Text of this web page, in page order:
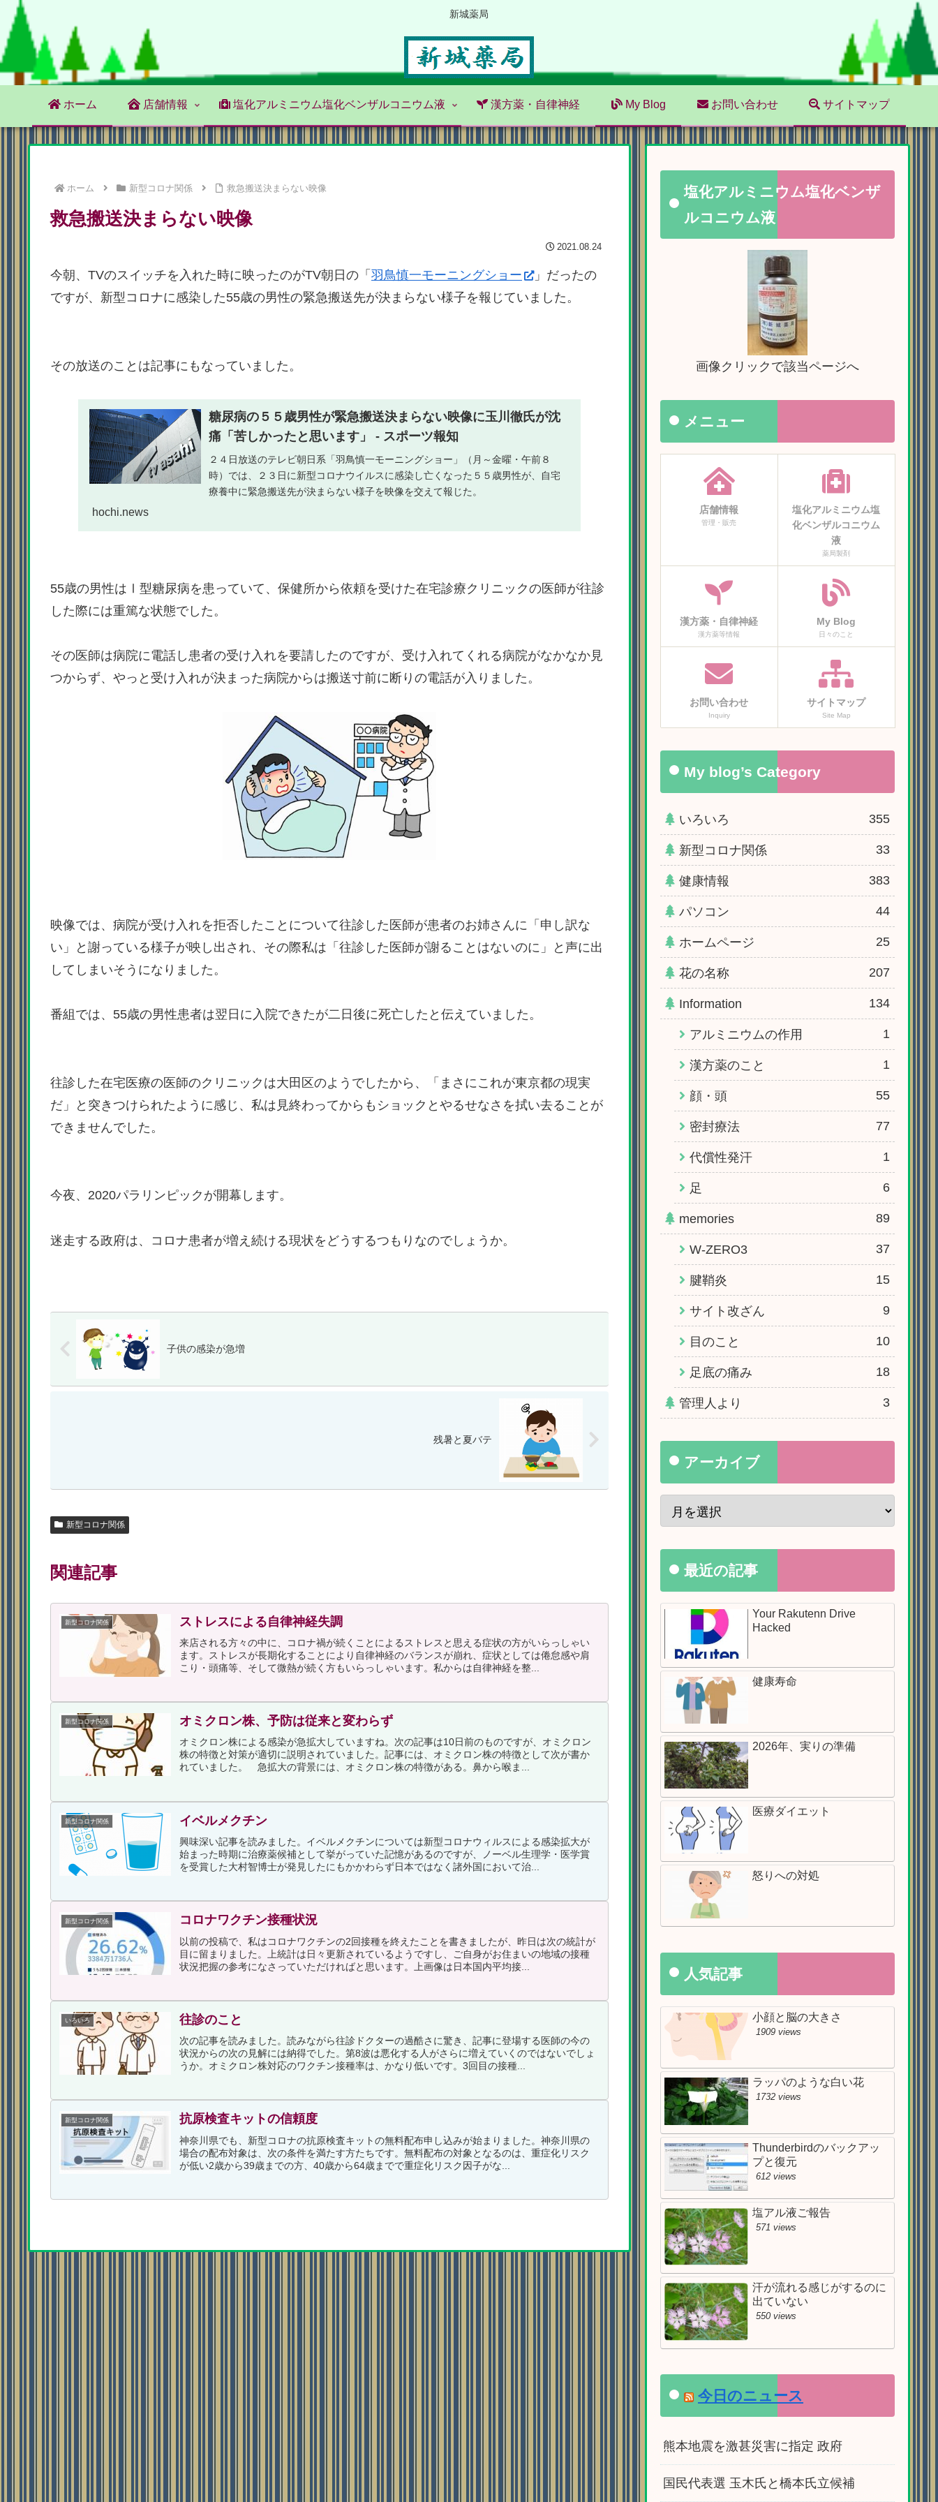
新城薬局
ホーム 店舗情報 塩化アルミニウム塩化ベンザルコニウム液 漢方薬・自律神経 My Blog お問い合わせ サイトマップ
ホーム 新型コロナ関係 救急搬送決まらない映像
救急搬送決まらない映像
2021.08.24
今朝、TVのスイッチを入れた時に映ったのがTV朝日の「 羽鳥慎一モーニングショー
」だったの
ですが、新型コロナに感染した55歳の男性の緊急搬送先が決まらない様子を報じていました。
その放送のことは記事にもなっていました。
糖尿病の５５歳男性が緊急搬送決まらない映像に玉川徹氏が沈
痛「苦しかったと思います」 - スポーツ報知
２４日放送のテレビ朝日系「羽鳥慎一モーニングショー」（月～金曜・午前８
時）では、２３日に新型コロナウイルスに感染し亡くなった５５歳男性が、自宅
療養中に緊急搬送先が決まらない様子を映像を交えて報じた。
hochi.news
55歳の男性はⅠ型糖尿病を患っていて、保健所から依頼を受けた在宅診療クリニックの医師が往診
した際には重篤な状態でした。
その医師は病院に電話し患者の受け入れを要請したのですが、受け入れてくれる病院がなかなか見
つからず、やっと受け入れが決まった病院からは搬送寸前に断りの電話が入りました。
映像では、病院が受け入れを拒否したことについて往診した医師が患者のお姉さんに「申し訳な
い」と謝っている様子が映し出され、その際私は「往診した医師が謝ることはないのに」と声に出
してしまいそうになりました。
番組では、55歳の男性患者は翌日に入院できたが二日後に死亡したと伝えていました。
往診した在宅医療の医師のクリニックは大田区のようでしたから、「まさにこれが東京都の現実
だ」と突きつけられたように感じ、私は見終わってからもショックとやるせなさを拭い去ることが
できませんでした。
今夜、2020パラリンピックが開幕します。
迷走する政府は、コロナ患者が増え続ける現状をどうするつもりなのでしょうか。
子供の感染が急増
残暑と夏バテ
新型コロナ関係
関連記事
新型コロナ関係 ストレスによる自律神経失調
来店される方々の中に、コロナ禍が続くことによるストレスと思える症状の方がいらっしゃい
ます。ストレスが長期化することにより自律神経のバランスが崩れ、症状としては倦怠感や肩
こり・頭痛等、そして微熱が続く方もいらっしゃいます。私からは自律神経を整...
新型コロナ関係 オミクロン株、予防は従来と変わらず
オミクロン株による感染が急拡大していますね。次の記事は10日前のものですが、オミクロン
株の特徴と対策が適切に説明されていました。記事には、オミクロン株の特徴として次が書か
れていました。 急拡大の背景には、オミクロン株の特徴がある。鼻から喉ま...
新型コロナ関係 イベルメクチン
興味深い記事を読みました。イベルメクチンについては新型コロナウィルスによる感染拡大が
始まった時期に治療薬候補として挙がっていた記憶があるのですが、ノーベル生理学・医学賞
を受賞した大村智博士が発見したにもかかわらず日本ではなく諸外国において治...
新型コロナ関係 コロナワクチン接種状況
以前の投稿で、私はコロナワクチンの2回接種を終えたことを書きましたが、昨日は次の統計が
目に留まりました。上統計は日々更新されているようですし、ご自身がお住まいの地域の接種
状況把握の参考になさっていただければと思います。上画像は日本国内平均接...
いろいろ 往診のこと
次の記事を読みました。読みながら往診ドクターの過酷さに驚き、記事に登場する医師の今の
状況からの次の見解には納得でした。第8波は悪化する人がさらに増えていくのではないでしょ
うか。オミクロン株対応のワクチン接種率は、かなり低いです。3回目の接種...
新型コロナ関係 抗原検査キットの信頼度
神奈川県でも、新型コロナの抗原検査キットの無料配布申し込みが始まりました。神奈川県の
場合の配布対象は、次の条件を満たす方たちです。無料配布の対象となるのは、重症化リスク
が低い2歳から39歳までの方、40歳から64歳までで重症化リスク因子がな...
塩化アルミニウム塩化ベンザ
ルコニウム液
画像クリックで該当ページへ
メニュー
店舗情報
管理・販売
塩化アルミニウム塩
化ベンザルコニウム
液
薬局製剤
漢方薬・自律神経
漢方薬等情報
My Blog
日々のこと
お問い合わせ
Inquiry
サイトマップ
Site Map
My blog’s Category
いろいろ 355
新型コロナ関係 33
健康情報 383
パソコン 44
ホームページ 25
花の名称 207
Information 134
アルミニウムの作用 1
漢方薬のこと 1
顔・頭 55
密封療法 77
代償性発汗 1
足 6
memories 89
W-ZERO3 37
腱鞘炎 15
サイト改ざん 9
目のこと 10
足底の痛み 18
管理人より 3
アーカイブ
最近の記事
Your Rakutenn Drive
Hacked
健康寿命
2026年、実りの準備
医療ダイエット
怒りへの対処
人気記事
小顔と脳の大きさ
1909 views
ラッパのような白い花
1732 views
Thunderbirdのバックアッ
プと復元
612 views
塩アル液ご報告
571 views
汗が流れる感じがするのに
出ていない
550 views
今日のニュース
熊本地震を激甚災害に指定 政府
国民代表選 玉木氏と橋本氏立候補